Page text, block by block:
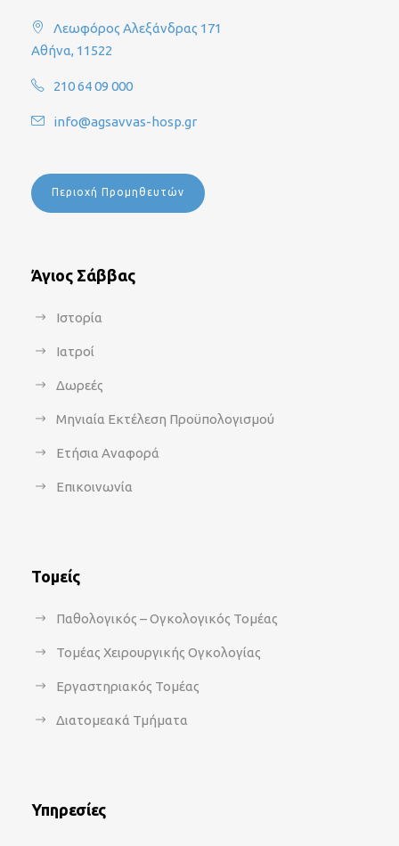
Λεωφόρος Αλεξάνδρας 171
Αθήνα, 11522
210 64 09 000
info@agsavvas-hosp.gr
Περιοχή Προμηθευτών
Άγιος Σάββας
Ιστορία
Ιατροί
Δωρεές
Μηνιαία Εκτέλεση Προϋπολογισμού
Ετήσια Αναφορά
Επικοινωνία
Τομείς
Παθολογικός – Ογκολογικός Τομέας
Τομέας Χειρουργικής Ογκολογίας
Εργαστηριακός Τομέας
Διατομεακά Τμήματα
Υπηρεσίες